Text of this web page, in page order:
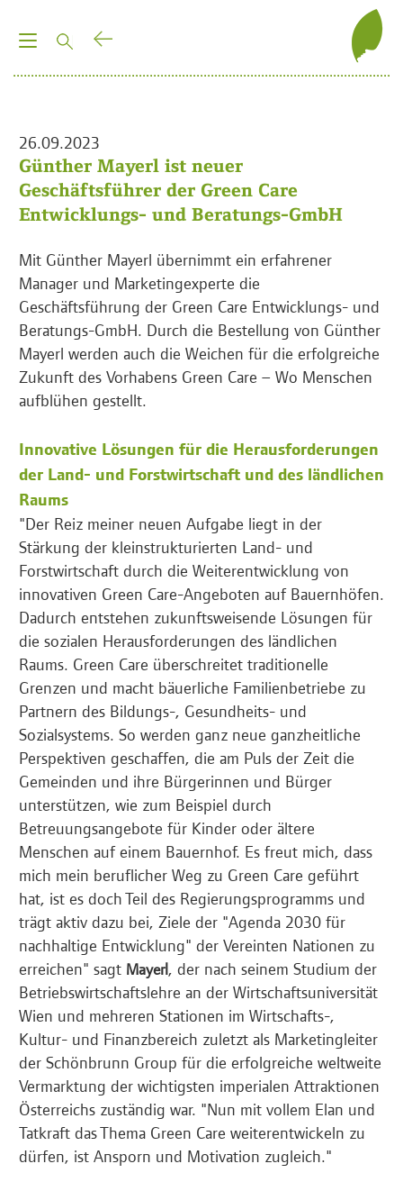
T
l
e
n
v
i
g
a
t
i
o
26.09.2023
Günther Mayerl ist neuer
Geschäftsführer der Green Care
Entwicklungs- und Beratungs-GmbH
Mit Günther Mayerl übernimmt ein erfahrener
Manager und Marketingexperte die
Geschäftsführung der Green Care Entwicklungs- und
Beratungs-GmbH. Durch die Bestellung von Günther
Mayerl werden auch die Weichen für die erfolgreiche
Zukunft des Vorhabens Green Care – Wo Menschen
aufblühen gestellt.
Innovative Lösungen für die Herausforderungen
der Land- und Forstwirtschaft und des ländlichen
Raums
"Der Reiz meiner neuen Aufgabe liegt in der
Stärkung der kleinstrukturierten Land- und
Forstwirtschaft durch die Weiterentwicklung von
innovativen Green Care-Angeboten auf Bauernhöfen.
Dadurch entstehen zukunftsweisende Lösungen für
die sozialen Herausforderungen des ländlichen
Raums. Green Care überschreitet traditionelle
Grenzen und macht bäuerliche Familienbetriebe zu
Partnern des Bildungs-, Gesundheits- und
Sozialsystems. So werden ganz neue ganzheitliche
Perspektiven geschaffen, die am Puls der Zeit die
Gemeinden und ihre Bürgerinnen und Bürger
unterstützen, wie zum Beispiel durch
Betreuungsangebote für Kinder oder ältere
Menschen auf einem Bauernhof. Es freut mich, dass
mich mein beruflicher Weg zu Green Care geführt
hat, ist es doch Teil des Regierungsprogramms und
trägt aktiv dazu bei, Ziele der "Agenda 2030 für
nachhaltige Entwicklung" der Vereinten Nationen zu
erreichen" sagt Mayerl, der nach seinem Studium der
Betriebswirtschaftslehre an der Wirtschaftsuniversität
Wien und mehreren Stationen im Wirtschafts-,
Kultur- und Finanzbereich zuletzt als Marketingleiter
der Schönbrunn Group für die erfolgreiche weltweite
Vermarktung der wichtigsten imperialen Attraktionen
Österreichs zuständig war. "Nun mit vollem Elan und
Tatkraft das Thema Green Care weiterentwickeln zu
dürfen, ist Ansporn und Motivation zugleich."